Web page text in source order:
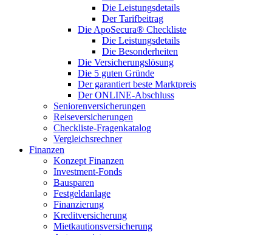
Die Leistungsdetails
Der Tarifbeitrag
Die ApoSecura® Checkliste
Die Leistungsdetails
Die Besonderheiten
Die Versicherungslösung
Die 5 guten Gründe
Der garantiert beste Marktpreis
Der ONLINE-Abschluss
Seniorenversicherungen
Reiseversicherungen
Checkliste-Fragenkatalog
Vergleichsrechner
Finanzen
Konzept Finanzen
Investment-Fonds
Bausparen
Festgeldanlage
Finanzierung
Kreditversicherung
Mietkautionsversicherung